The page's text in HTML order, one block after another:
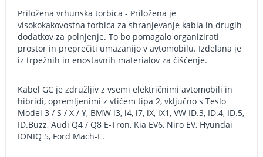
Priložena vrhunska torbica - Priložena je
visokokakovostna torbica za shranjevanje kabla in drugih
dodatkov za polnjenje. To bo pomagalo organizirati
prostor in preprečiti umazanijo v avtomobilu. Izdelana je
iz trpežnih in enostavnih materialov za čiščenje.
Kabel GC je združljiv z vsemi električnimi avtomobili in
hibridi, opremljenimi z vtičem tipa 2, vključno s Teslo
Model 3 / S / X / Y, BMW i3, i4, i7, iX, iX1, VW ID.3, ID.4, ID.5,
ID.Buzz, Audi Q4 / Q8 E-Tron, Kia EV6, Niro EV, Hyundai
IONIQ 5, Ford Mach-E.